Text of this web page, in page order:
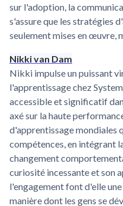
sur l'adoption, la
s'assure que les stratégies
seulement mises en œuvre,
Nikki van Dam
Nikki impulse un puissant
l'apprentissage chez
accessible et significatif
axé sur la haute
d'apprentissage mondiales
compétences, en intégrant
changement
curiosité incessante et son
l'engagement font d'elle
manière dont les gens se